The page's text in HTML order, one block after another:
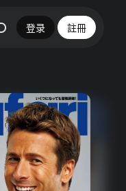
登录 註冊